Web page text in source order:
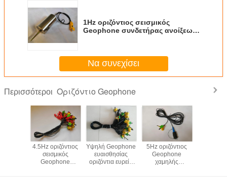
1Hz οριζόντιος σεισμικός
Geophone συνδετήρας ανοίξεων
Να συνεχίσει
Περισσότεροι Οριζόντιο Geophone
4.5Hz οριζόντιος
σεισμικός
Geophone
Υψηλή Geophone
ευαισθησίας
οριζόντια ευρεία
5Hz οριζόντιος
Geophone
χαμηλής